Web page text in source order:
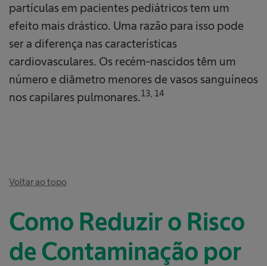
partículas em pacientes pediátricos tem um
efeito mais drástico. Uma razão para isso pode
ser a diferença nas características
cardiovasculares. Os recém-nascidos têm um
número e diâmetro menores de vasos sanguíneos
nos capilares pulmonares.13, 14
Voltar ao topo
Como Reduzir o Risco
de Contaminação por